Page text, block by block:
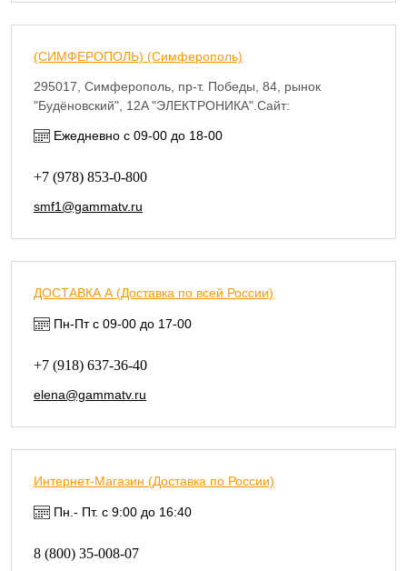
(СИМФЕРОПОЛЬ) (Симферополь)
295017, Симферополь, пр-т. Победы, 84, рынок
"Будёновский", 12A "ЭЛЕКТРОНИКА".Сайт:
Ежедневно с 09-00 до 18-00
+7 (978) 853-0-800
smf1@gammatv.ru
ДОСТАВКА А (Доставка по всей России)
Пн-Пт с 09-00 до 17-00
+7 (918) 637-36-40
elena@gammatv.ru
Интернет-Магазин (Доставка по России)
Пн.- Пт. с 9:00 до 16:40
8 (800) 35-008-07